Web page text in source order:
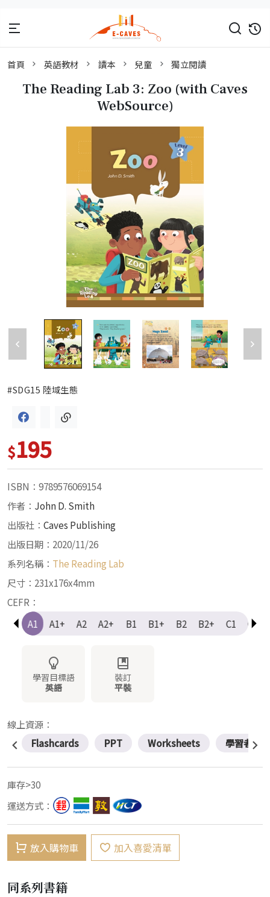
首頁 英語教材 讀本 兒童 獨立閱讀
The Reading Lab 3: Zoo (with Caves
WebSource)
#SDG15 陸域生態
$195
ISBN：9789576069154
作者： John D. Smith
出版社： Caves Publishing
出版日期：2020/11/26
系列名稱： The Reading Lab
尺寸：231x176x4mm
CEFR：
A1
A1 A1+ A2 A2+ B1 B1+ B2 B2+ C1 C1+
學習目標語
英語
裝訂
平裝
線上資源：
Flashcards
PPT Worksheets 學習者資源
庫存>30
運送方式：
放入購物車 加入喜愛清單
同系列書籍